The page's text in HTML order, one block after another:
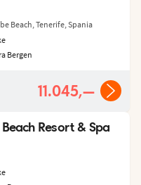
Beach, Tenerife, Spania
Bergen
11.045,—
Resort & Spa